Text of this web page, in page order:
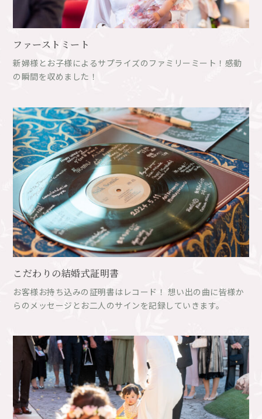
ファーストミート
新婦様とお子様によるサプライズのファミリーミート！感動
の瞬間を収めました！
こだわりの結婚式証明書
お客様お持ち込みの証明書はレコード！ 想い出の曲に皆様か
らのメッセージとお二人のサインを記録していきます。